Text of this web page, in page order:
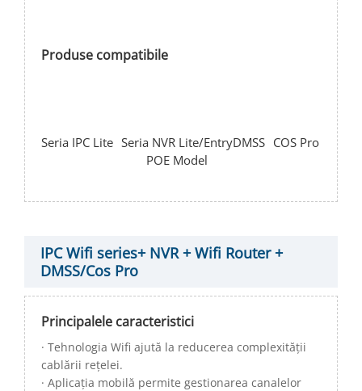
Produse compatibile
Seria IPC Lite Seria NVR Lite/Entry
POE Model
DMSS COS Pro
IPC Wifi series+ NVR + Wifi Router +
DMSS/Cos Pro
Principalele caracteristici
· Tehnologia Wifi ajută la reducerea complexității
cablării rețelei.
· Aplicația mobilă permite gestionarea canalelor